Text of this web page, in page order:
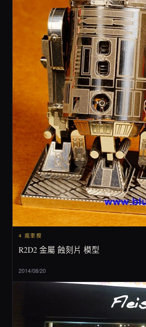
4 瘋車模
R2D2 金屬 蝕刻片 模型
2014/08/20